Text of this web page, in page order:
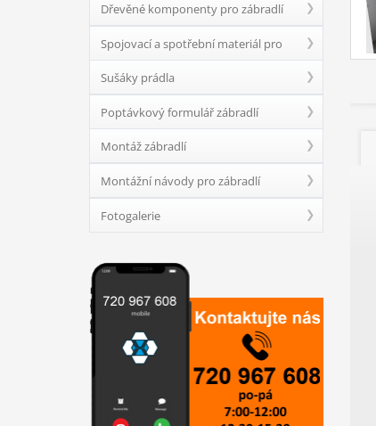
Dřevěné komponenty pro zábradlí
Spojovací a spotřební materiál pro
zábradlí
Sušáky prádla
Poptávkový formulář zábradlí
Montáž zábradlí
Montážní návody pro zábradlí
Fotogalerie